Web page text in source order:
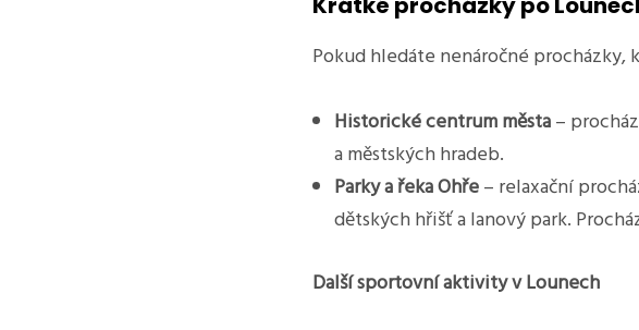
Pokud hledáte nenáročné
Historické centrum města–
a městských hradeb.
Parky a řeka Ohře– relaxační
dětských hřišť a lanový park.
Další sportovní aktivity v Lounech